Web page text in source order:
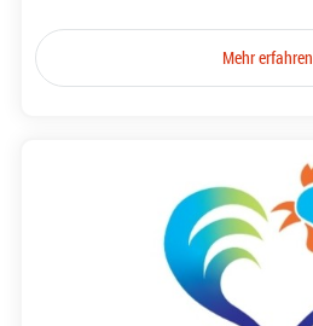
Mehr erfahren